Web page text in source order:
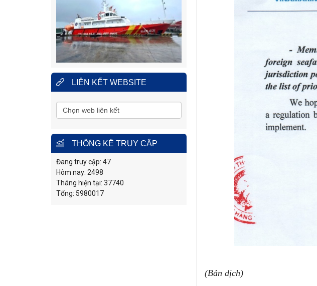
Trung tâm Phối hợp tìm kiếm, cứu
nạn hàng hải khu vực IV
Địa
chỉ
Số 65, đường Nguyễn Văn
Linh, phường Nam Nha
Trang, tỉnh Khánh Hòa.
Điện
thoại:
0258.3880.373(24/24h)
0258.3880.517
LIÊN KẾT WEBSITE
THỐNG KÊ TRUY CẬP
Đang truy cập: 47
Hôm nay: 2498
Tháng hiện tại: 37740
Tổng: 5980017
(Bản dịch)